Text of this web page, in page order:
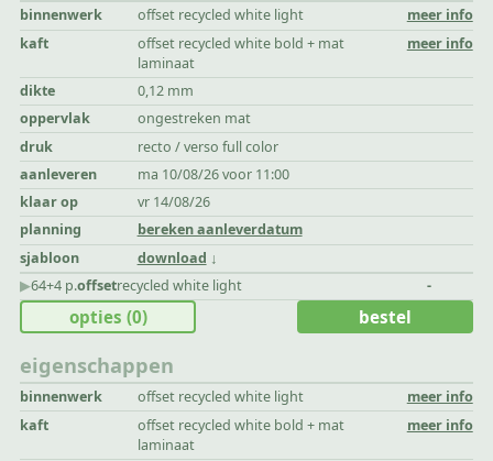
binnenwerk offset recycled white light
meer info
kaft
offset recycled white bold + mat
laminaat
meer info
dikte
0,12 mm
oppervlak
ongestreken mat
druk
recto / verso full color
aanleveren
ma 10/08/26 voor 11:00
klaar op
vr 14/08/26
planning
bereken aanleverdatum
sjabloon
download
▶︎64+4 p.offsetrecycled white light -
eigenschappen
binnenwerk offset recycled white light
meer info
kaft
offset recycled white bold + mat
laminaat
meer info
opties (0) bestel